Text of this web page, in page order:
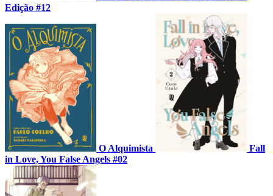
Edição #12
O Alquimista
Fall
in Love, You False Angels #02